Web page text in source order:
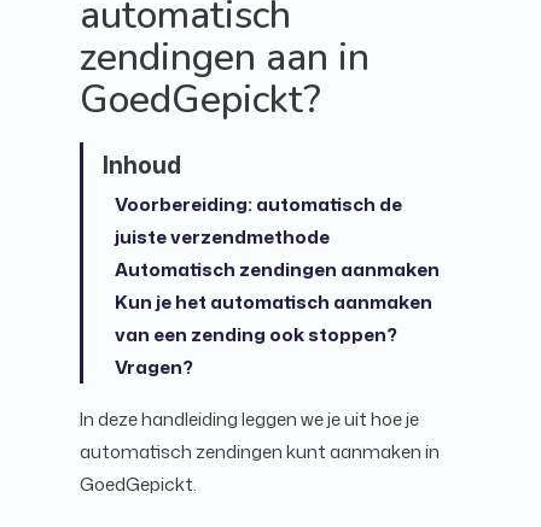
automatisch
zendingen aan in
GoedGepickt?
Voorbereiding: automatisch de
juiste verzendmethode
Automatisch zendingen aanmaken
Kun je het automatisch aanmaken
van een zending ook stoppen?
Vragen?
In deze handleiding leggen we je uit hoe je
automatisch zendingen kunt aanmaken in
GoedGepickt.